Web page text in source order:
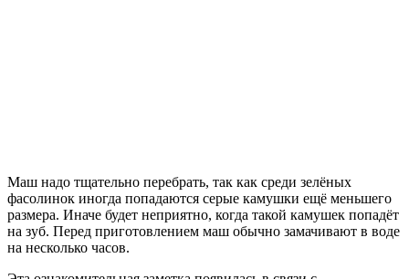
Маш надо тщательно перебрать, так как среди зелёных
фасолинок иногда попадаются серые камушки ещё меньшего
размера. Иначе будет неприятно, когда такой камушек попадёт
на зуб. Перед приготовлением маш обычно замачивают в воде
на несколько часов.